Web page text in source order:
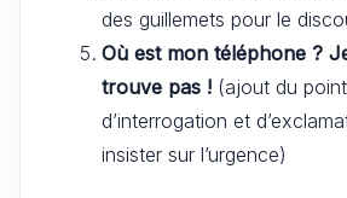
des guillemets pour le
Où est mon téléphone ?
trouve pas ! (ajout du point
d’interrogation et
insister sur l’urgence)